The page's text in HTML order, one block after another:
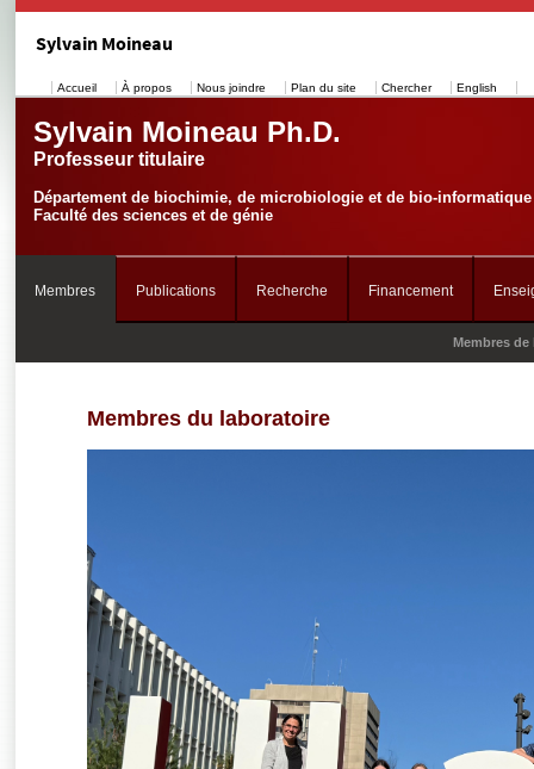
Sylvain Moineau
Accueil À propos Nous joindre Plan du site Chercher English
Sylvain Moineau Ph.D.
Professeur titulaire
Département de biochimie, de microbiologie et de bio-informatique
Faculté des sciences et de génie
Membres Publications Recherche Financement
Membres de
Membres du laboratoire